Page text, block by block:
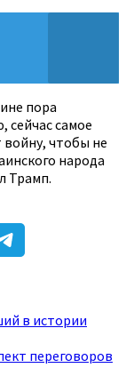
пора
сейчас самое
чтобы не
народа
Трамп.
в истории
переговоров